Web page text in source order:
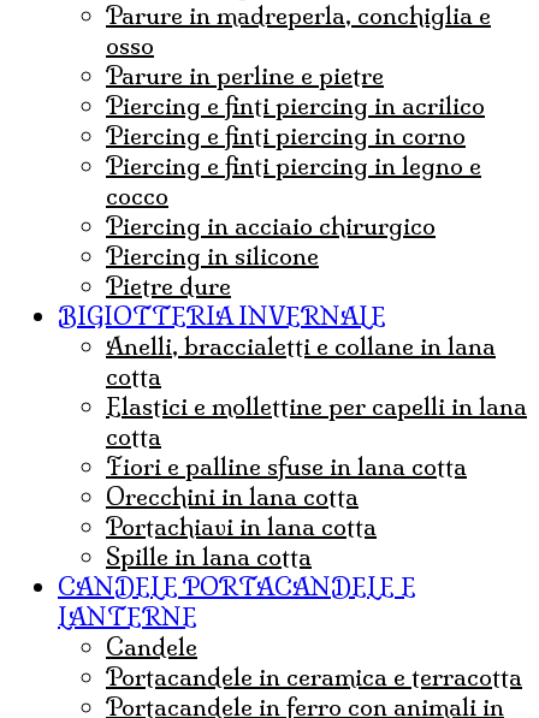
parure in madreperla, conchiglia e
osso
parure in perline e pietre
Piercing e finti piercing in acrilico
piercing e finti piercing in corno
piercing e finti piercing in legno e
cocco
Piercing in acciaio chirurgico
Piercing in silicone
Pietre dure
BIGIOTTERIA INVERNALE
Anelli, braccialetti e collane in lana
cotta
Elastici e mollettine per capelli in lana
cotta
Fiori e palline sfuse in lana cotta
Orecchini in lana cotta
Portachiavi in lana cotta
Spille in lana cotta
CANDELE PORTACANDELE E
LANTERNE
candele
portacandele in ceramica e terracotta
portacandele in ferro con animali in